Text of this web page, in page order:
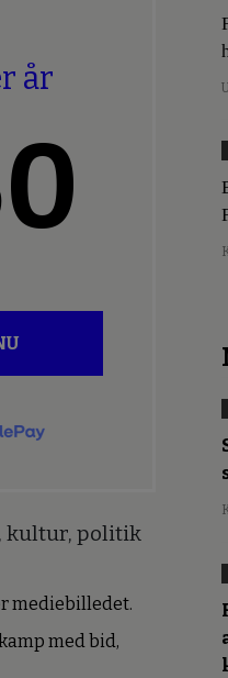
år
kultur, politik
mediebilledet.
med bid,